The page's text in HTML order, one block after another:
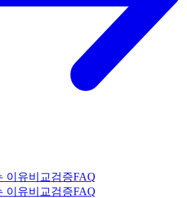
이유비교검증FAQ
이유비교검증FAQ